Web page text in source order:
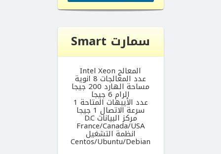
سمارت Smart
المعالج Intel Xeon
عدد المعالجات 8 انوية
مساحة الهارد 200 جيجا
الرام 6 جيجا
عدد الأيبهات المتاحة 1
سرعة الاتصال 1 جيجا
مركز البيانات D.C
France/Canada/USA
انظمة التشغيل
Centos/Ubuntu/Debian